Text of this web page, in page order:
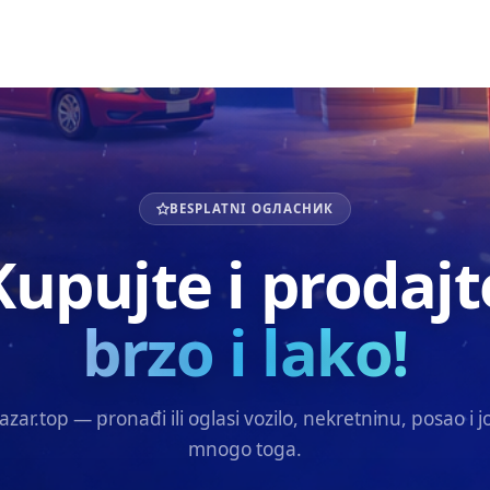
BESPLATNI OGЛАСНИК
i
brzo i lako!
— pronađi ili oglasi vozilo, nekretninu, posao i
mnogo toga.